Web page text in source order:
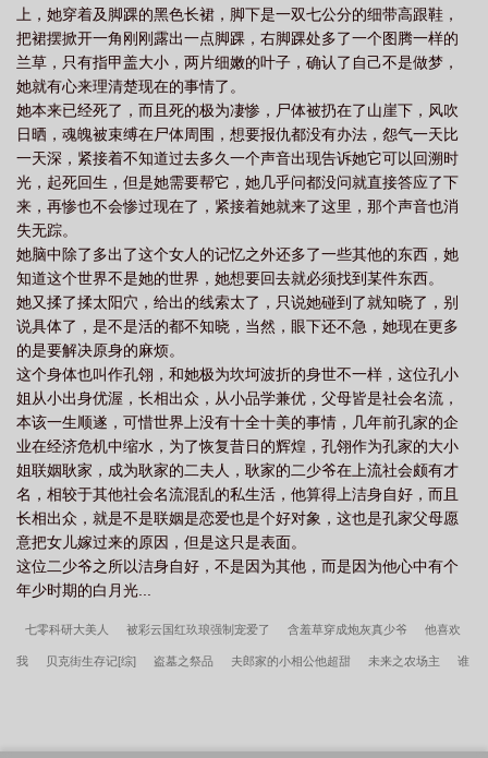
上，她穿着及脚踝的黑色长裙，脚下是一双七公分的细带高跟鞋，
把裙摆掀开一角刚刚露出一点脚踝，右脚踝处多了一个图腾一样的
兰草，只有指甲盖大小，两片细嫩的叶子，确认了自己不是做梦，
她就有心来理清楚现在的事情了。
她本来已经死了，而且死的极为凄惨，尸体被扔在了山崖下，风吹
日晒，魂魄被束缚在尸体周围，想要报仇都没有办法，怨气一天比
一天深，紧接着不知道过去多久一个声音出现告诉她它可以回溯时
光，起死回生，但是她需要帮它，她几乎问都没问就直接答应了下
来，再惨也不会惨过现在了，紧接着她就来了这里，那个声音也消
失无踪。
她脑中除了多出了这个女人的记忆之外还多了一些其他的东西，她
知道这个世界不是她的世界，她想要回去就必须找到某件东西。
她又揉了揉太阳穴，给出的线索太了，只说她碰到了就知晓了，别
说具体了，是不是活的都不知晓，当然，眼下还不急，她现在更多
的是要解决原身的麻烦。
这个身体也叫作孔翎，和她极为坎坷波折的身世不一样，这位孔小
姐从小出身优渥，长相出众，从小品学兼优，父母皆是社会名流，
本该一生顺遂，可惜世界上没有十全十美的事情，几年前孔家的企
业在经济危机中缩水，为了恢复昔日的辉煌，孔翎作为孔家的大小
姐联姻耿家，成为耿家的二夫人，耿家的二少爷在上流社会颇有才
名，相较于其他社会名流混乱的私生活，他算得上洁身自好，而且
长相出众，就是不是联姻是恋爱也是个好对象，这也是孔家父母愿
意把女儿嫁过来的原因，但是这只是表面。
这位二少爷之所以洁身自好，不是因为其他，而是因为他心中有个
年少时期的白月光...
七零科研大美人 被彩云国红玖琅强制宠爱了 含羞草穿成炮灰真少爷 他喜欢
我 贝克街生存记[综] 盗墓之祭品 夫郎家的小相公他超甜 未来之农场主 谁